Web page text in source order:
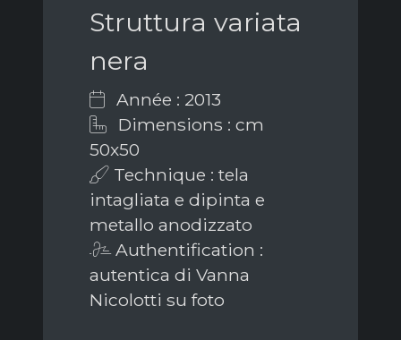
Struttura variata
nera
Année : 2013
Dimensions : cm
50x50
Technique : tela
intagliata e dipinta e
metallo anodizzato
Authentification :
autentica di Vanna
Nicolotti su foto